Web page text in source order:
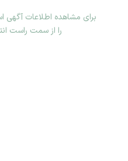
برای مشاهده اطلاعات آگهی
را از سمت راست